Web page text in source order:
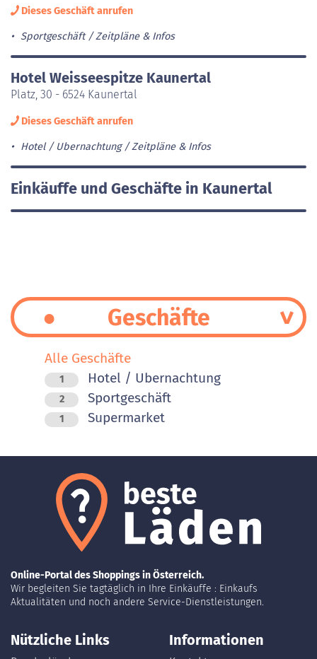
Dieses Geschäft anrufen
Sportgeschäft Zeitpläne & Infos
Hotel Weisseespitze Kaunertal
Platz, 30 - 6524 Kaunertal
Dieses Geschäft anrufen
Hotel / Ubernachtung Zeitpläne & Infos
Einkäuffe und Geschäfte in Kaunertal
Geschäfte
Alle Geschäfte
1 Hotel / Ubernachtung
2 Sportgeschäft
1 Supermarket
Online-Portal des Shoppings in Österreich.
Wir begleiten Sie tagtäglich in Ihre Einkäuffe : Einkaufs
Aktualitäten und noch andere Service-Dienstleistungen.
Nützliche Links Informationen